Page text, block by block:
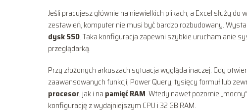
Jeśli pracujesz głównie na niewielkich plikach, a Excel służy
zestawień, komputer nie musi być bardzo rozbudowany.
dysk SSD. Taka konfiguracja zapewni szybkie uruchamianie
przeglądarką.
Przy złożonych arkuszach sytuacja wygląda inaczej. Gdy
zaawansowanych funkcji, Power Query, tysięcy formuł lub
procesor, jak i na pamięć RAM. Wtedy nawet pozornie
konfigurację z wydajniejszym CPU i 32 GB RAM.